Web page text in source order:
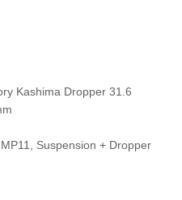
Kashima Dropper 31.6
Suspension + Dropper